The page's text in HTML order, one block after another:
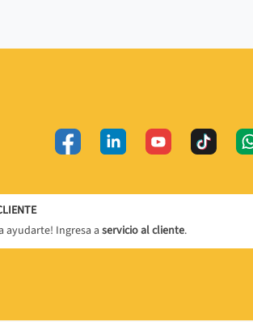
ayudarte! Ingresa a servicio al cliente.